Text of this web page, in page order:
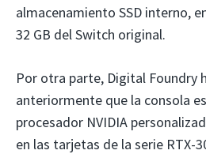
almacenamiento SSD interno,
32 GB del Switch original.
Por otra parte, Digital Foundry
anteriormente que la consola
procesador NVIDIA
en las tarjetas de la serie RTX-